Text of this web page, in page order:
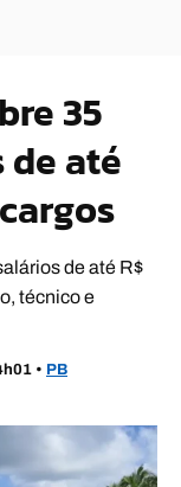
35
de até
de até R$
técnico e
• PB